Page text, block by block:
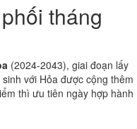
tháng
(2024-2043), giai đoạn lấy
với Hỏa được cộng thêm
thì ưu tiên ngày hợp hành